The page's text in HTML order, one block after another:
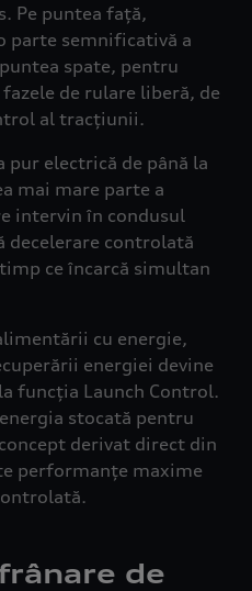
Pe puntea față,
parte semnificativă a
spate, pentru
de rulare liberă, de
al tracțiunii.
pur electrică de până la
mai mare parte a
intervin în condusul
decelerare controlată
ce încarcă simultan
cu energie,
energiei devine
funcția Launch Control.
stocată pentru
derivat direct din
performanțe maxime
de